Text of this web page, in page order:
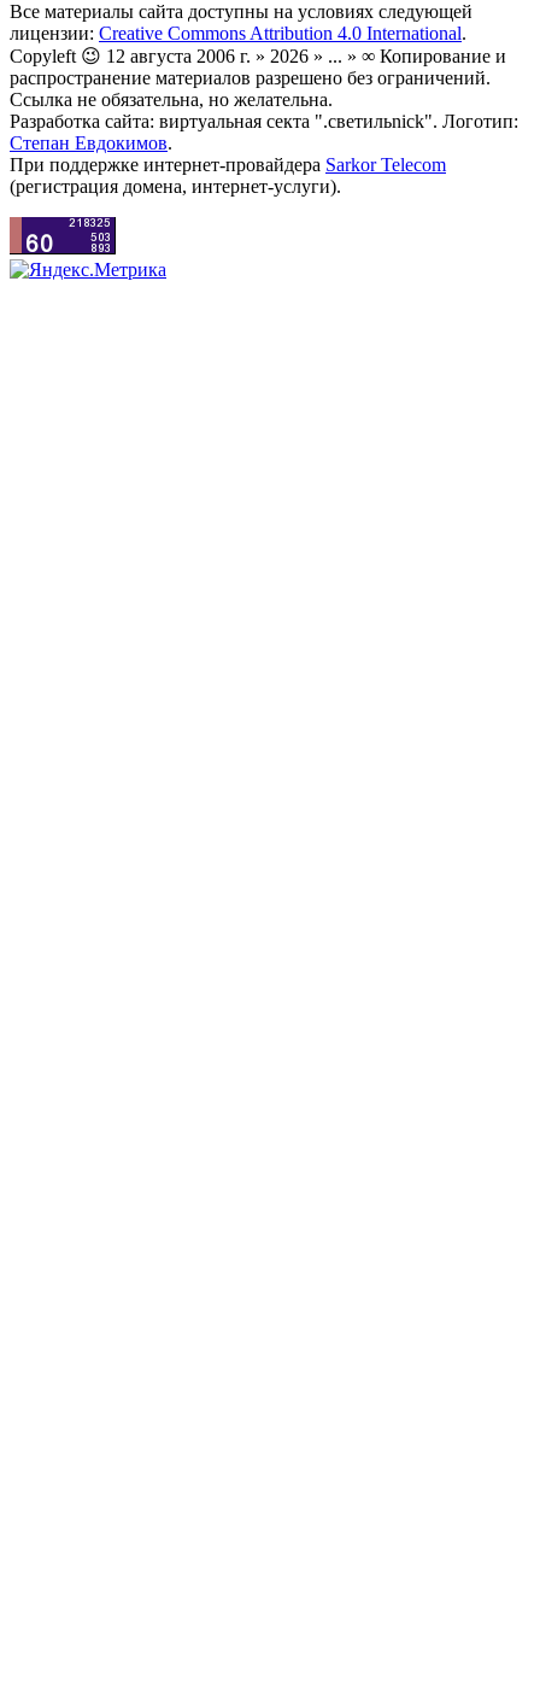
Все материалы сайта доступны на условиях следующей
лицензии: Creative Commons Attribution 4.0 International.
Copyleft 😉 12 августа 2006 г. » 2026 » ... » ∞ Копирование и
распространение материалов разрешено без ограничений.
Ссылка не обязательна, но желательна.
Разработка сайта: виртуальная секта ".светильnick". Логотип:
Степан Евдокимов.
При поддержке интернет-провайдера Sarkor Telecom
(регистрация домена, интернет-услуги).